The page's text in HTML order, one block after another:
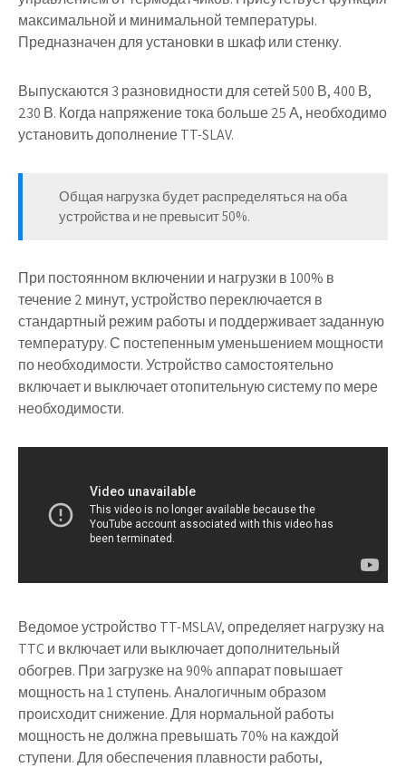
максимальной и минимальной температуры.
Предназначен для установки в шкаф или стенку.
Выпускаются 3 разновидности для сетей 500 В, 400 В,
230 В. Когда напряжение тока больше 25 А, необходимо
установить дополнение TT-SLAV.
Общая нагрузка будет распределяться на оба
устройства и не превысит 50%.
При постоянном включении и нагрузки в 100% в
течение 2 минут, устройство переключается в
стандартный режим работы и поддерживает заданную
температуру. С постепенным уменьшением мощности
по необходимости. Устройство самостоятельно
включает и выключает отопительную систему по мере
необходимости.
Ведомое устройство TT-MSLAV, определяет нагрузку на
TTC и включает или выключает дополнительный
обогрев. При загрузке на 90% аппарат повышает
мощность на 1 ступень. Аналогичным образом
происходит снижение. Для нормальной работы
мощность не должна превышать 70% на каждой
ступени. Для обеспечения плавности работы,